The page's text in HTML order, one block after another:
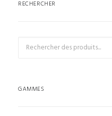
RECHERCHER
pour :
GAMMES